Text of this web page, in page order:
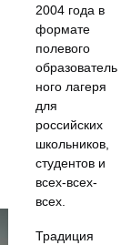
2004 года в
формате
полевого
образователь
ного лагеря
для
российских
школьников,
студентов и
всех-всех-
всех.
Традиция